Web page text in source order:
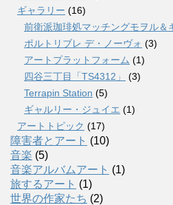
ギャラリー (16)
前衛派珈琲処マッチングモヲル＆
ポルトリブレ デ・ノーヴォ (3)
アートプラットフォーム (1)
四谷三丁目「TS4312」
(3)
Terrapin Station (5)
ギャルリー・ジュイエ (1)
アートトピック (17)
障害者とアート (10)
音楽 (5)
音楽アルバムアート (1)
旅するアート (1)
世界の作家たち (2)